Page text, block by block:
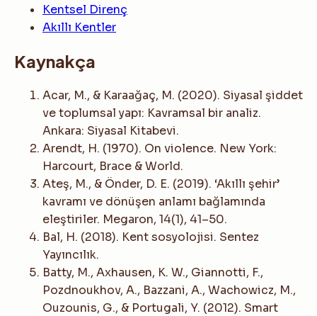
Kentsel Direnç
Akıllı Kentler
Kaynakça
Acar, M., & Karaağaç, M. (2020). Siyasal şiddet
ve toplumsal yapı: Kavramsal bir analiz.
Ankara: Siyasal Kitabevi.
Arendt, H. (1970). On violence. New York:
Harcourt, Brace & World.
Ateş, M., & Önder, D. E. (2019). ‘Akıllı şehir’
kavramı ve dönüşen anlamı bağlamında
eleştiriler. Megaron, 14(1), 41–50.
Bal, H. (2018). Kent sosyolojisi. Sentez
Yayıncılık.
Batty, M., Axhausen, K. W., Giannotti, F.,
Pozdnoukhov, A., Bazzani, A., Wachowicz, M.,
Ouzounis, G., & Portugali, Y. (2012). Smart